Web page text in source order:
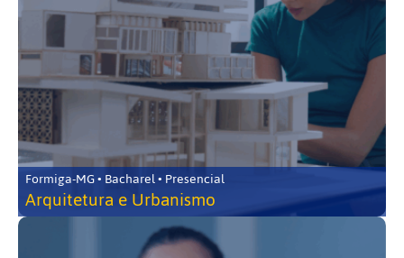
Formiga-MG • Bacharel • Presencial
Arquitetura e Urbanismo